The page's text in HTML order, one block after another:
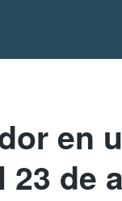
en
23 de